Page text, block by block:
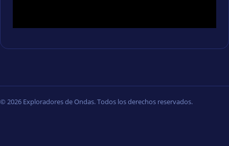
© 2026 Exploradores de Ondas. Todos los derechos reservados.